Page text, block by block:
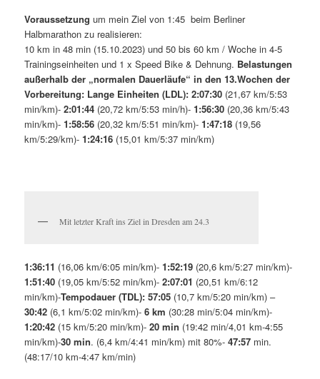
Voraussetzung um mein Ziel von 1:45 beim Berliner
Halbmarathon zu realisieren:
10 km in 48 min (15.10.2023) und 50 bis 60 km / Woche in 4-5
Trainingseinheiten und 1 x Speed Bike & Dehnung. Belastungen
außerhalb der „normalen Dauerläufe“ in den 13.Wochen der
Vorbereitung: Lange Einheiten (LDL): 2:07:30 (21,67 km/5:53
min/km)-2:01:44 (20,72 km/5:53 min/h)-1:56:30 (20,36 km/5:43
min/km)-1:58:56 (20,32 km/5:51 min/km)-1:47:18 (19,56
km/5:29/km)-1:24:16 (15,01 km/5:37 min/km)
Mit letzter Kraft ins Ziel in Dresden am 24.3
1:36:11 (16,06 km/6:05 min/km)-1:52:19 (20,6 km/5:27 min/km)-
1:51:40 (19,05 km/5:52 min/km)-2:07:01 (20,51 km/6:12
min/km)-Tempodauer (TDL): 57:05 (10,7 km/5:20 min/km) –
30:42 (6,1 km/5:02 min/km)-6 km (30:28 min/5:04 min/km)-
1:20:42 (15 km/5:20 min/km)-20 min (19:42 min/4,01 km-4:55
min/km)-30 min. (6,4 km/4:41 min/km) mit 80%-47:57 min.
(48:17/10 km-4:47 km/min)